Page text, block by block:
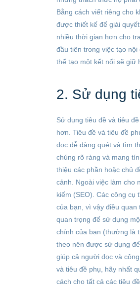
Bằng cách viết riêng cho
được thiết kế để giải
nhiều thời gian hơn cho
đầu tiên trong việc tạo
thể tạo một kết nối sẽ giữ
2. Sử dụng
Sử dụng tiêu đề và tiêu
hơn. Tiêu đề và tiêu đề
đọc dễ dàng quét và tìm
chúng rõ ràng và mang
thiệu các phần hoặc chủ
cảnh. Ngoài việc làm cho
kiếm (SEO). Các công
của bạn, vì vậy điều
quan trọng để sử dụng
chính của bạn (thường là
theo nên được sử dụng
giúp cả người đọc và
và tiêu đề phụ, hãy nhất
cách cho tất cả các tiêu